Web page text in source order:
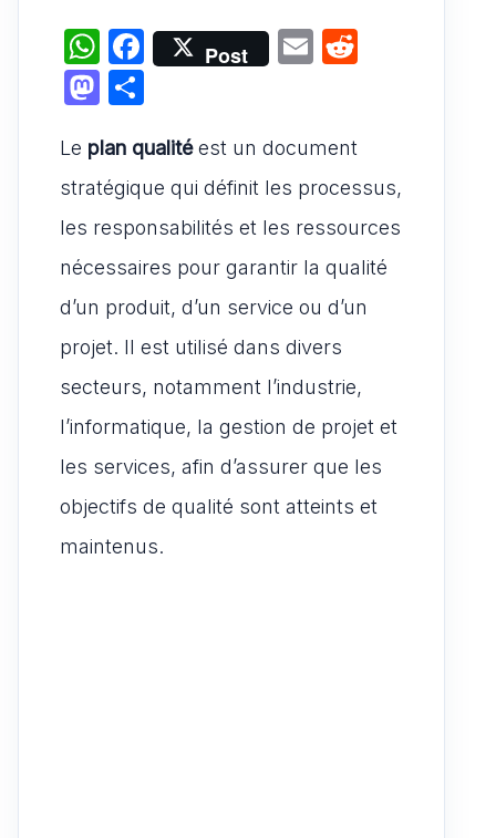
W
h
at
s
A
p
p
F
a
e
b
o
o
k
Post
E
l
t
M
st
o
d
o
n
ta
g
er
Le plan qualitéest un document
stratégique qui définit les processus,
les responsabilités et les ressources
nécessaires pour garantir la qualité
d’un produit, d’un service ou d’un
projet. Il est utilisé dans divers
secteurs, notamment l’industrie,
l’informatique, la gestion de projet et
les services, afin d’assurer que les
objectifs de qualité sont atteints et
maintenus.